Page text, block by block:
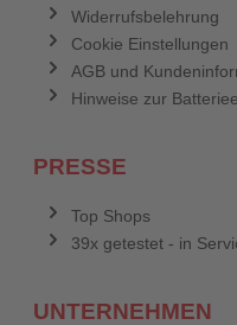
Widerrufsbelehrung
Cookie Einstellungen
AGB und
Hinweise zur
PRESSE
Top Shops
39x getestet - in
UNTERNEHMEN